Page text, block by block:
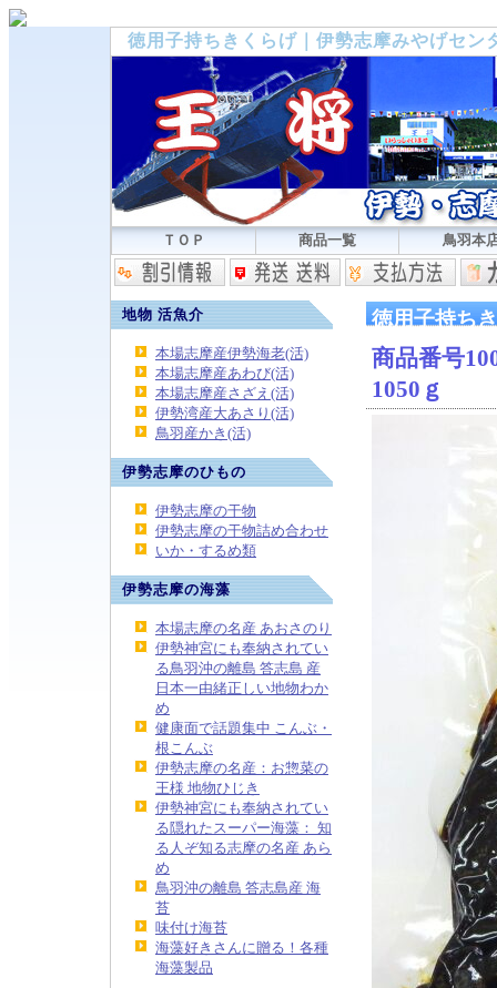
徳用子持ちきくらげ｜伊勢志摩みやげセン
ＴＯＰ 商品一覧 鳥羽本
地物 活魚介
本場志摩産伊勢海老(活)
本場志摩産あわび(活)
本場志摩産さざえ(活)
伊勢湾産大あさり(活)
鳥羽産かき(活)
伊勢志摩のひもの
伊勢志摩の干物
伊勢志摩の干物詰め合わせ
いか・するめ類
伊勢志摩の海藻
本場志摩の名産 あおさのり
伊勢神宮にも奉納されてい
る鳥羽沖の離島 答志島 産
日本一由緒正しい地物わか
め
健康面で話題集中 こんぶ・
根こんぶ
伊勢志摩の名産：お惣菜の
王様 地物ひじき
伊勢神宮にも奉納されてい
る隠れたスーパー海藻： 知
る人ぞ知る志摩の名産 あら
め
鳥羽沖の離島 答志島産 海
苔
味付け海苔
海藻好きさんに贈る！各種
海藻製品
徳用子持ち
商品番号
1050ｇ